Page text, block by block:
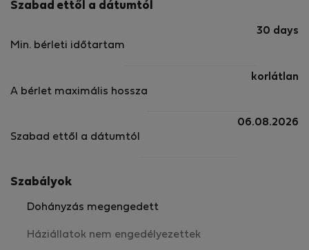
Szabad ettől a dátumtól
Min. bérleti időtartam
30 days
A bérlet maximális hossza
korlátlan
Szabad ettől a dátumtól
06.08.2026
Szabályok
Dohányzás megengedett
Háziállatok nem engedélyezettek